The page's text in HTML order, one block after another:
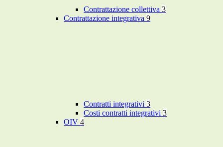
Contrattazione collettiva 3
Contrattazione integrativa 9
Contratti integrativi 3
Costi contratti integrativi 3
OIV 4